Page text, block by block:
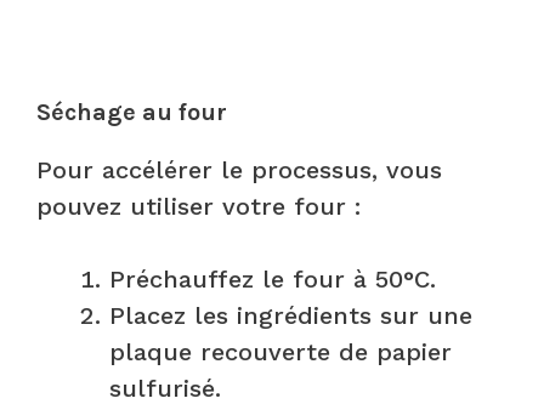
Séchage au four
Pour accélérer le processus, vous
pouvez utiliser votre four :
Préchauffez le four à 50°C.
Placez les ingrédients sur une
plaque recouverte de papier
sulfurisé.